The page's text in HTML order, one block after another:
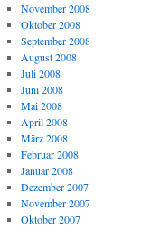
November 2008
Oktober 2008
September 2008
August 2008
Juli 2008
Juni 2008
Mai 2008
April 2008
März 2008
Februar 2008
Januar 2008
Dezember 2007
November 2007
Oktober 2007